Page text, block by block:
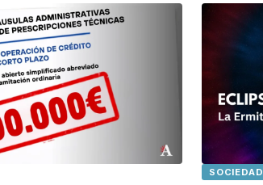
SOCIEDAD